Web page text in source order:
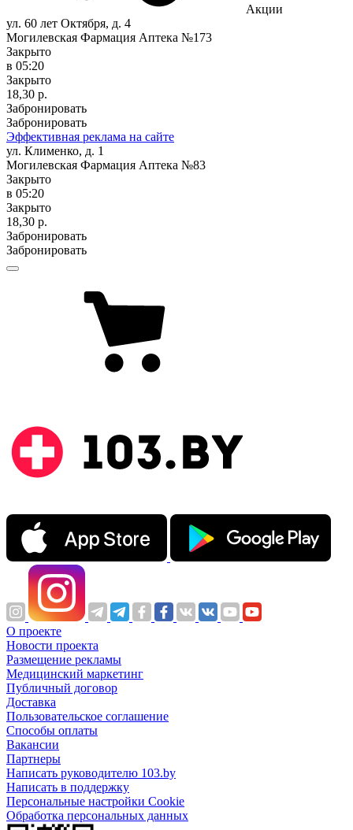
Акции
ул. 60 лет Октября, д. 4
Могилевская Фармация Аптека №173
Закрыто
в 05:20
Закрыто
18,30 р.
Забронировать
Забронировать
Эффективная реклама на сайте
ул. Клименко, д. 1
Могилевская Фармация Аптека №83
Закрыто
в 05:20
Закрыто
18,30 р.
Забронировать
Забронировать
О проекте
Новости проекта
Размещение рекламы
Медицинский маркетинг
Публичный договор
Доставка
Пользовательское соглашение
Способы оплаты
Вакансии
Партнеры
Написать руководителю 103.by
Написать в поддержку
Персональные настройки Cookie
Обработка персональных данных